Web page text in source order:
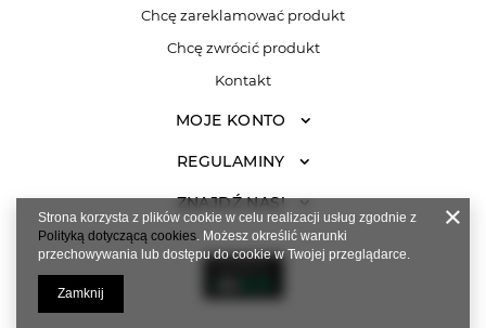
Chcę zareklamować produkt
Chcę zwrócić produkt
Kontakt
MOJE KONTO
REGULAMINY
ZNAJDŹ NAS!
Strona korzysta z plików cookie w celu realizacji usług zgodnie z
Polityką dotyczącą cookies. Możesz określić warunki
przechowywania lub dostępu do cookie w Twojej przeglądarce.
Zamknij